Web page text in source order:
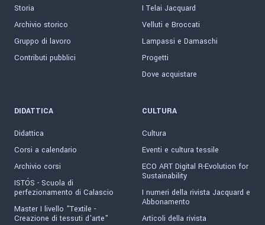
Storia
Archivio storico
Gruppo di lavoro
Contributi pubblici
I Telai Jacquard
Velluti e Broccati
Lampassi e Damaschi
Progetti
Dove acquistare
DIDATTICA
Didattica
Corsi a calendario
Archivio corsi
ISTÓS - Scuola di
perfezionamento di Calascio
Master I livello "Textile -
Creazione di tessuti d'arte"
CULTURA
Cultura
Eventi e cultura tessile
ECO ART Digital R-Evolution for
Sustainability
I numeri della rivista Jacquard e
Abbonamento
Articoli della rivista